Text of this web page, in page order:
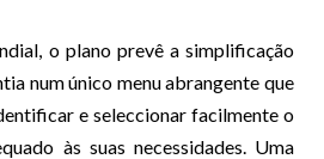
o plano prevê a simplificação
num único menu abrangente que
e seleccionar facilmente o
às suas necessidades. Uma